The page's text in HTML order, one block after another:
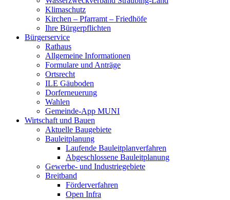
Klimaschutz
Kirchen – Pfarramt – Friedhöfe
Ihre Bürgerpflichten
Bürgerservice
Rathaus
Allgemeine Informationen
Formulare und Anträge
Ortsrecht
ILE Gäuboden
Dorferneuerung
Wahlen
Gemeinde-App MUNI
Wirtschaft und Bauen
Aktuelle Baugebiete
Bauleitplanung
Laufende Bauleitplanverfahren
Abgeschlossene Bauleitplanung
Gewerbe- und Industriegebiete
Breitband
Förderverfahren
Open Infra